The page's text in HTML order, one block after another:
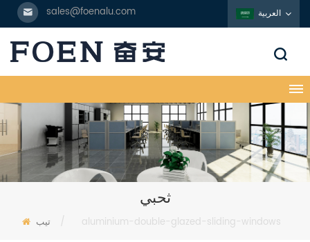
sales@foenalu.com العربية
ثحبي
تيب / aluminium-double-glazed-sliding-windows